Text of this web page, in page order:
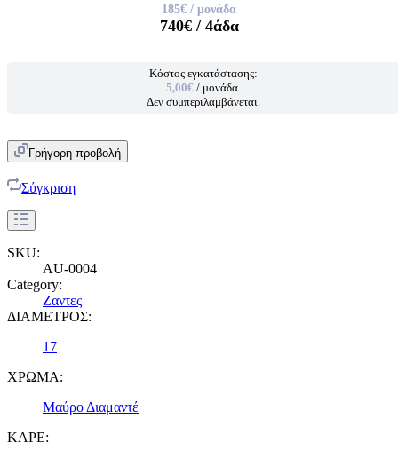
185€ / μονάδα
740€/ 4άδα
Κόστος εγκατάστασης:
5,00€ / μονάδα.
Δεν συμπεριλαμβάνεται.
Γρήγορη προβολή
Σύγκριση
SKU:
AU-0004
Category:
Ζαντες
ΔΙΑΜΕΤΡΟΣ:
17
ΧΡΩΜΑ:
Μαύρο Διαμαντέ
ΚΑΡΕ: